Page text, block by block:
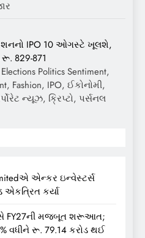
IPO 10 ઓગસ્ટે ખૂલશે,
829-871
Politics Sentiment,
Fashion, IPO, ઈકોનોમી,
ન્યૂઝ, ક્રિપ્ટો, પર્સનલ
એન્કર ઇન્વેસ્ટર્સ
એકત્રિત કર્યા
FY27ની મજબૂત શરૂઆત;
વધીને રૂ. 79.14 કરોડ થઈ